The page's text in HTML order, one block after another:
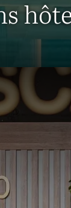
invité
complet